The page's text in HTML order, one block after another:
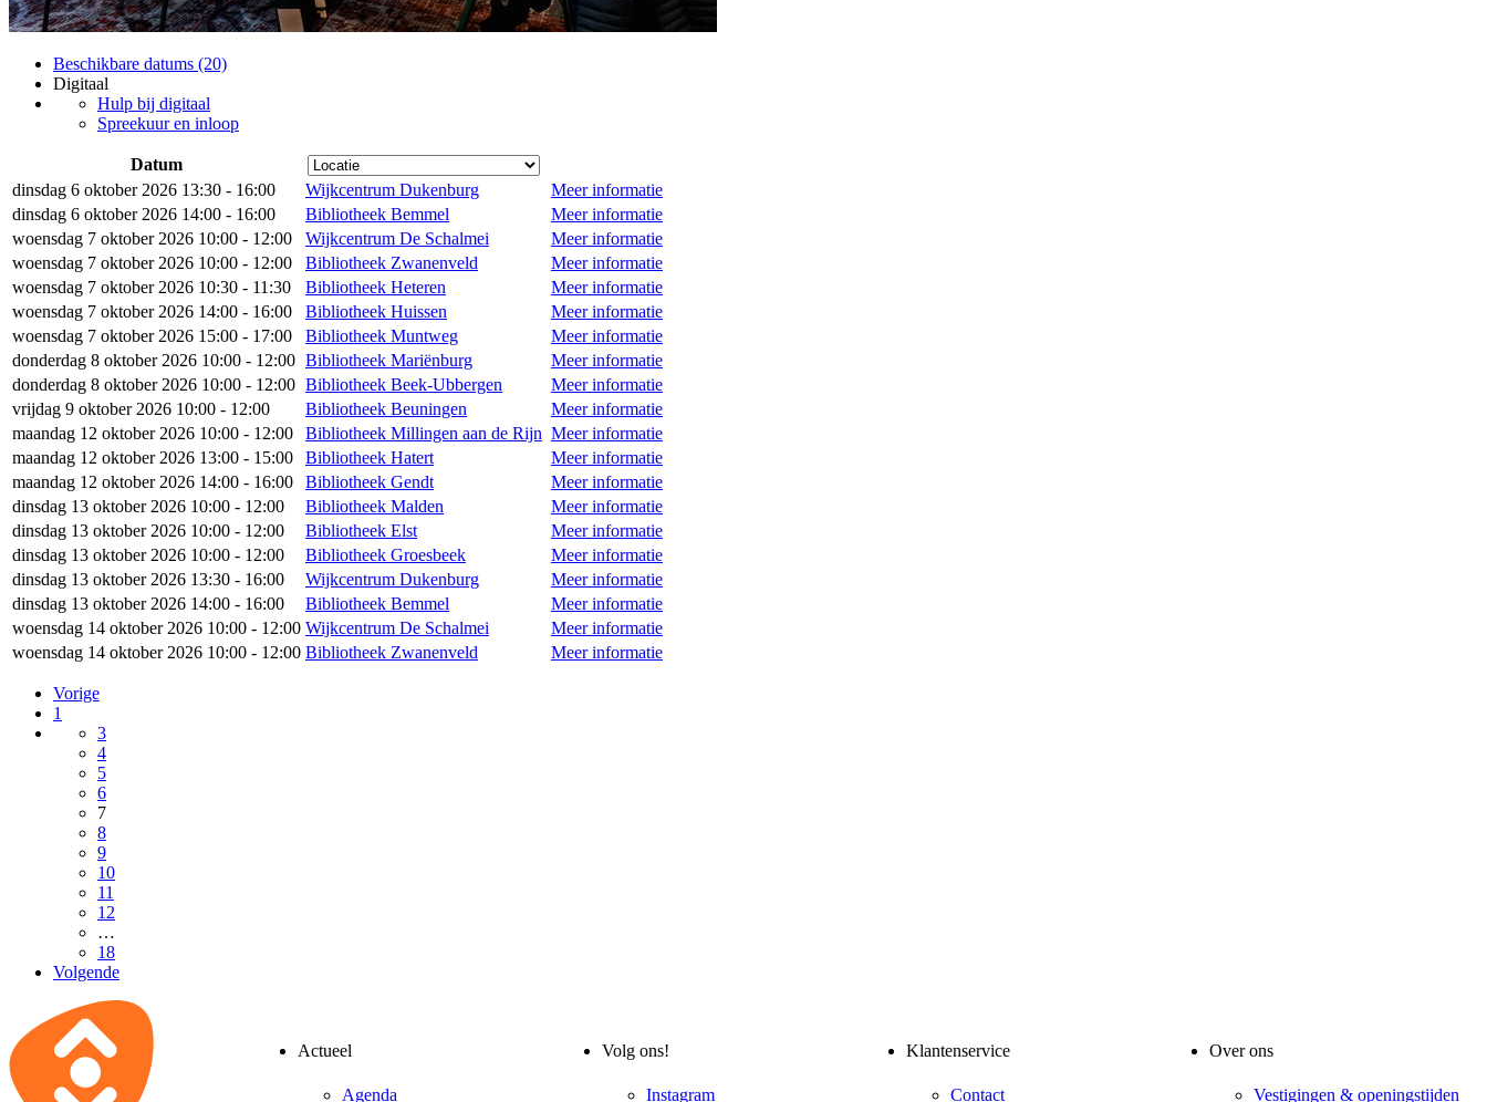
Beschikbare datums (20)
Digitaal
Hulp bij digitaal
Spreekuur en inloop
Datum
dinsdag 6 oktober 2026 13:30 - 16:00
Wijkcentrum Dukenburg
Meer informatie
dinsdag 6 oktober 2026 14:00 - 16:00
Bibliotheek Bemmel
Meer informatie
woensdag 7 oktober 2026 10:00 - 12:00
Wijkcentrum De Schalmei
Meer informatie
woensdag 7 oktober 2026 10:00 - 12:00
Bibliotheek Zwanenveld
Meer informatie
woensdag 7 oktober 2026 10:30 - 11:30
Bibliotheek Heteren
Meer informatie
woensdag 7 oktober 2026 14:00 - 16:00
Bibliotheek Huissen
Meer informatie
woensdag 7 oktober 2026 15:00 - 17:00
Bibliotheek Muntweg
Meer informatie
donderdag 8 oktober 2026 10:00 - 12:00 Bibliotheek Mariënburg
Meer informatie
donderdag 8 oktober 2026 10:00 - 12:00 Bibliotheek Beek-Ubbergen
Meer informatie
vrijdag 9 oktober 2026 10:00 - 12:00
Bibliotheek Beuningen
Meer informatie
maandag 12 oktober 2026 10:00 - 12:00
Bibliotheek Millingen aan de Rijn Meer informatie
maandag 12 oktober 2026 13:00 - 15:00
Bibliotheek Hatert
Meer informatie
maandag 12 oktober 2026 14:00 - 16:00
Bibliotheek Gendt
Meer informatie
dinsdag 13 oktober 2026 10:00 - 12:00
Bibliotheek Malden
Meer informatie
dinsdag 13 oktober 2026 10:00 - 12:00
Bibliotheek Elst
Meer informatie
dinsdag 13 oktober 2026 10:00 - 12:00
Bibliotheek Groesbeek
Meer informatie
dinsdag 13 oktober 2026 13:30 - 16:00
Wijkcentrum Dukenburg
Meer informatie
dinsdag 13 oktober 2026 14:00 - 16:00
Bibliotheek Bemmel
Meer informatie
woensdag 14 oktober 2026 10:00 - 12:00 Wijkcentrum De Schalmei
Meer informatie
woensdag 14 oktober 2026 10:00 - 12:00 Bibliotheek Zwanenveld Meer informatie
Vorige
1
3
4
5
6
7
8
9
10
11
12
…
18
Volgende
Actueel
Agenda
Volg ons!
Instagram
Klantenservice
Contact
Over ons
Vestigingen & openingstijden